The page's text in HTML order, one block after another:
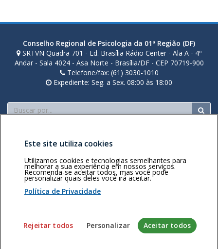
s
Conselho Regional de Psicologia da 01ª Região (DF)
SRTVN Quadra 701 - Ed. Brasília Rádio Center - Ala A - 4º
Andar - Sala 4024 - Asa Norte - Brasília/DF - CEP 70719-900
Telefone/fax: (61) 3030-1010
Expediente: Seg. a Sex. 08:00 às 18:00
Buscar
Área restritaPolítica de
privacidade
Personalização
de cookies
Voltar ao topo
Sistema desenvolvido pela Gerência de Tecnologia da
Este site utiliza cookies
Utilizamos cookies e tecnologias semelhantes para
melhorar a sua experiência em nossos serviços.
Recomenda-se aceitar todos, mas você pode
personalizar quais deles você irá aceitar.
Política de Privacidade
Rejeitar todos Personalizar Aceitar todos